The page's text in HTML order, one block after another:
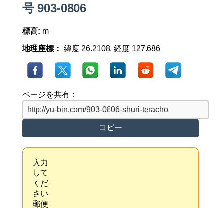
号 903-0806
標高: m
地理座標： 緯度 26.2108, 経度 127.686
ページを共有：
コピー
入力
して
くだ
さい
郵便